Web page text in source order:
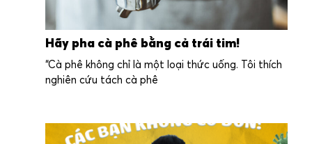
Hãy pha cà phê bằng cả trái tim!
“Cà phê không chỉ là một loại thức uống. Tôi thích
nghiên cứu tách cà phê